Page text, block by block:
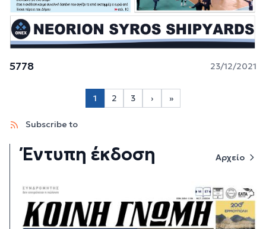
5778 23/12/2021
Σελιδοποίηση
1 Page 2
2 Page 3
3
Next page
›
Last page
»
Subscribe to
Έντυπη έκδοση Αρχείο